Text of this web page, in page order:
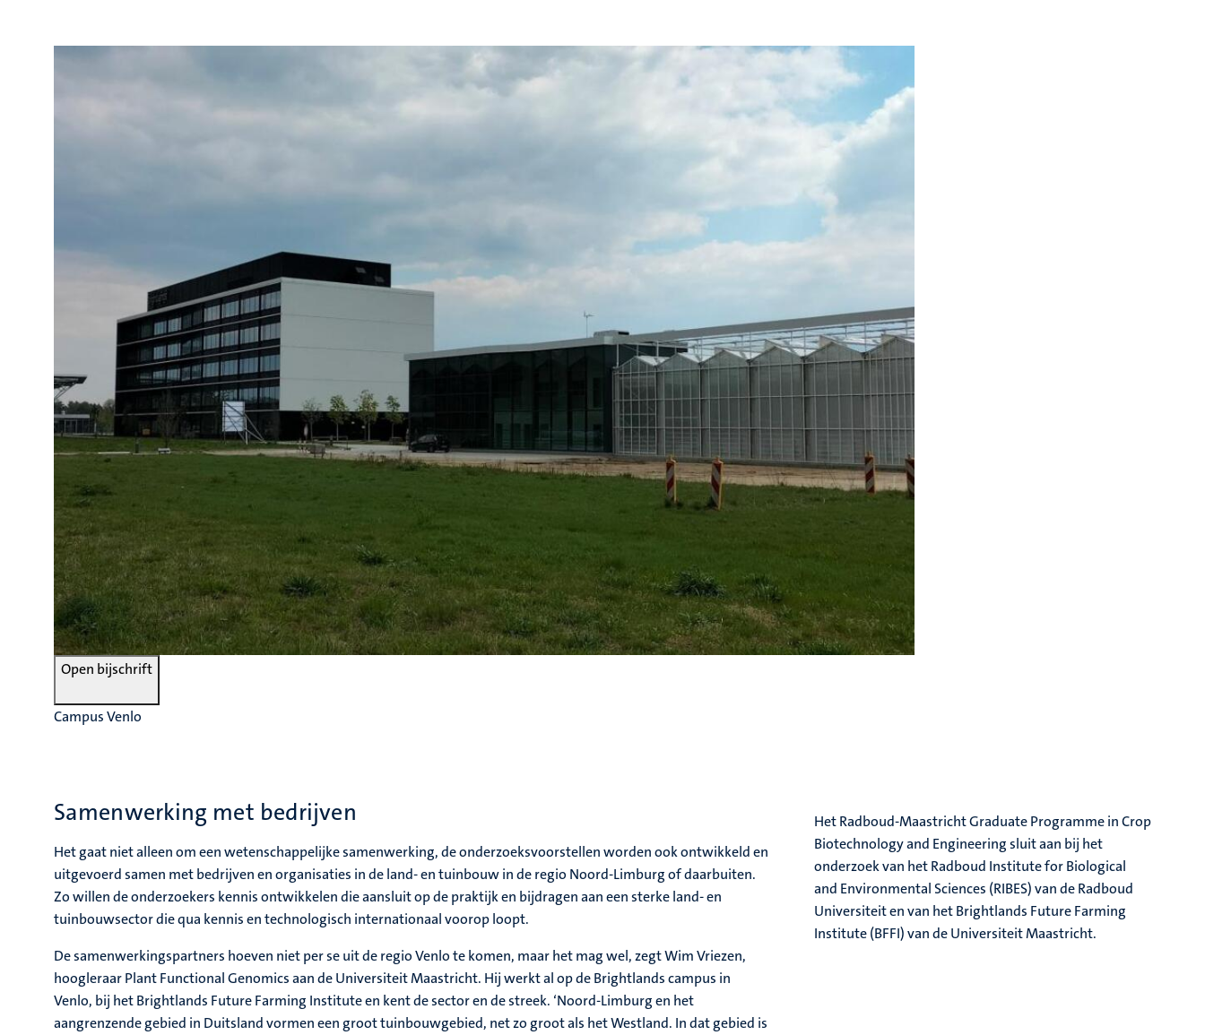
Open bijschrift
Campus Venlo
Samenwerking met bedrijven
Het gaat niet alleen om een wetenschappelijke samenwerking, de onderzoeksvoorstellen worden ook ontwikkeld en
uitgevoerd samen met bedrijven en organisaties in de land- en tuinbouw in de regio Noord-Limburg of daarbuiten.
Zo willen de onderzoekers kennis ontwikkelen die aansluit op de praktijk en bijdragen aan een sterke land- en
tuinbouwsector die qua kennis en technologisch internationaal voorop loopt.
De samenwerkingspartners hoeven niet per se uit de regio Venlo te komen, maar het mag wel, zegt Wim Vriezen,
hoogleraar Plant Functional Genomics aan de Universiteit Maastricht. Hij werkt al op de Brightlands campus in
Venlo, bij het Brightlands Future Farming Institute en kent de sector en de streek. ‘Noord-Limburg en het
aangrenzende gebied in Duitsland vormen een groot tuinbouwgebied, net zo groot als het Westland. In dat gebied is
Het Radboud-Maastricht Graduate Programme in Crop
Biotechnology and Engineering sluit aan bij het
onderzoek van het Radboud Institute for Biological
and Environmental Sciences (RIBES) van de Radboud
Universiteit en van het Brightlands Future Farming
Institute (BFFI) van de Universiteit Maastricht.